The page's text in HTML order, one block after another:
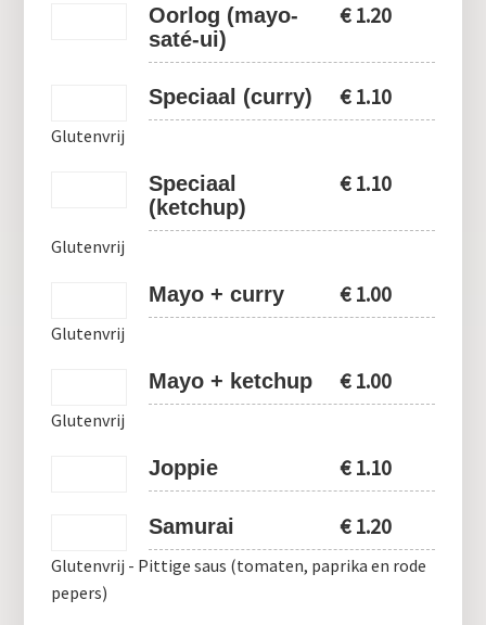
Oorlog (mayo-
saté-ui)
€1.20
Speciaal (curry) €1.10
Glutenvrij
Speciaal
(ketchup)
€1.10
Glutenvrij
Mayo + curry €1.00
Glutenvrij
Mayo + ketchup €1.00
Glutenvrij
Joppie €1.10
Samurai €1.20
Glutenvrij - Pittige saus (tomaten, paprika en rode
pepers)